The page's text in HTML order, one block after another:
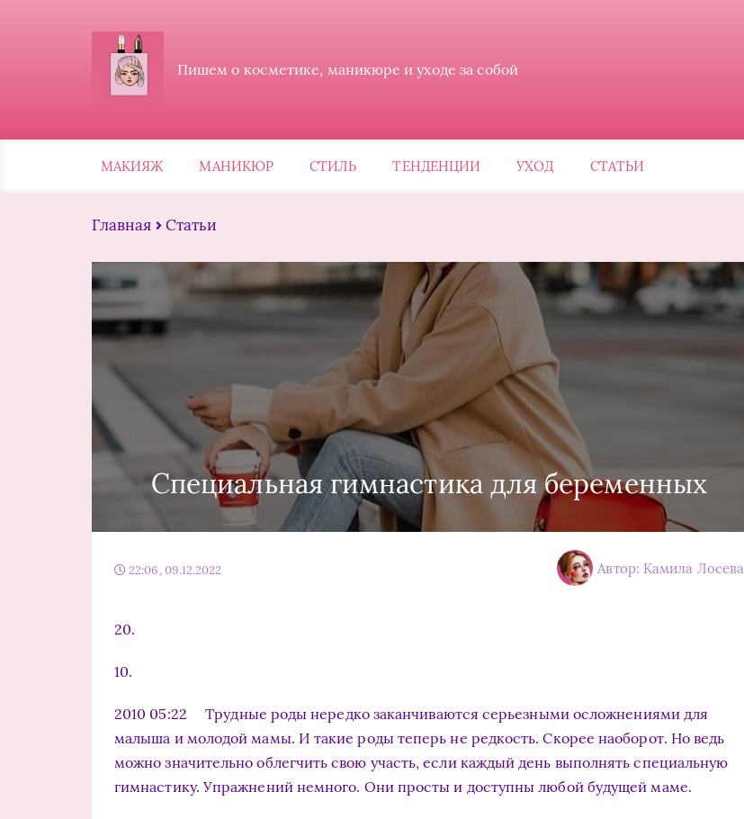
Пишем о косметике, маникюре и уходе за собой
МАКИЯЖ МАНИКЮР СТИЛЬ ТЕНДЕНЦИИ УХОД СТАТЬИ
Главная Статьи
Специальная гимнастика для беременных
22:06, 09.12.2022 Автор: Камила Лосева
20.
10.
2010 05:22 Трудные роды нередко заканчиваются серьезными осложнениями для
малыша и молодой мамы. И такие роды теперь не редкость. Скорее наоборот. Но ведь
можно значительно облегчить свою участь, если каждый день выполнять специальную
гимнастику. Упражнений немного. Они просты и доступны любой будущей маме.